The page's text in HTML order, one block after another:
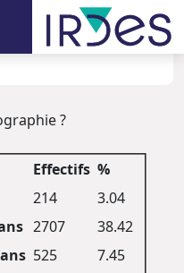
?
Effectifs %
214
3.04
2707
38.42
525
7.45